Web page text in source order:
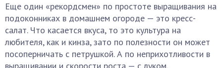
Еще один «рекордсмен» по простоте выращивания на
подоконниках в домашнем огороде — это кресс-
салат. Что касается вкуса, то это культура на
любителя, как и кинза, зато по полезности он может
посоперничать с петрушкой. А по неприхотливости в